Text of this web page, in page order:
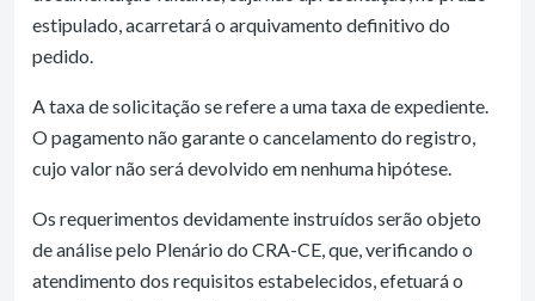
estipulado, acarretará o arquivamento definitivo do
pedido.
A taxa de solicitação se refere a uma taxa de expediente.
O pagamento não garante o cancelamento do registro,
cujo valor não será devolvido em nenhuma hipótese.
Os requerimentos devidamente instruídos serão objeto
de análise pelo Plenário do CRA-CE, que, verificando o
atendimento dos requisitos estabelecidos, efetuará o